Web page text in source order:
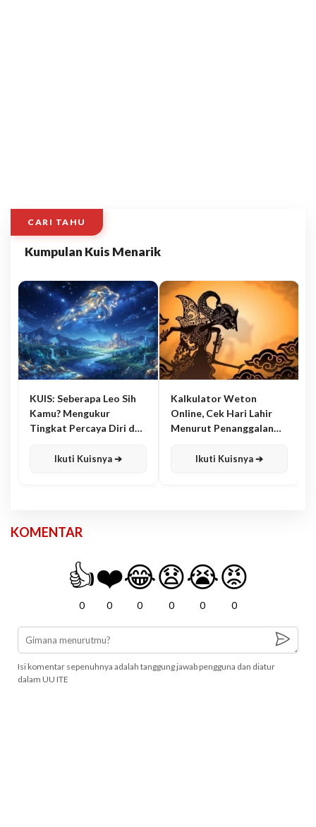
CARI TAHU
Kumpulan Kuis Menarik
KUIS: Seberapa Leo Sih
Kamu? Mengukur
Tingkat Percaya Diri dan
Ikuti Kuisnya ➔
Kalkulator Weton
Online, Cek Hari Lahir
Menurut Penanggalan
Ikuti Kuisnya ➔
KOMENTAR
👍
0
❤️
0
😂
0
😧
0
😭
0
😡
0
Isi komentar sepenuhnya adalah tanggung jawab pengguna dan diatur
dalam UU ITE